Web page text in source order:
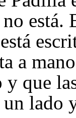
está.
a
que
un